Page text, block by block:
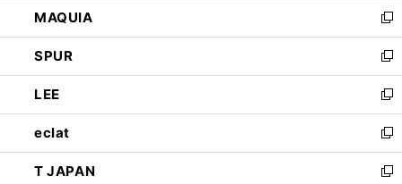
ド
ウ
で
開
く
ィ
ン
ド
ウ
で
開
く
い
ウ
ィ
ン
ド
ウ
で
開
く
MAQUIA
新
し
い
ウ
ィ
ン
ド
ウ
で
SPUR
新
し
い
ウ
ィ
ン
ド
LEE
新
し
い
ウ
ィ
eclat
新
し
い
T JAPAN
新